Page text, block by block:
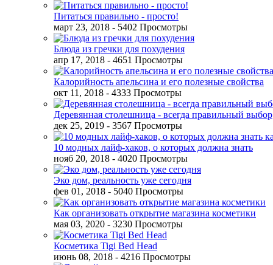
Питаться правильно - просто!
март 23, 2018 - 5402 Просмотры
Блюда из гречки для похудения
апр 17, 2018 - 4651 Просмотры
Калорийность апельсина и его полезные свойства
окт 11, 2018 - 4333 Просмотры
Деревянная столешница - всегда правильный выбор
дек 25, 2019 - 3567 Просмотры
10 модных лайф-хаков, о которых должна знать
нояб 20, 2018 - 4020 Просмотры
Эко дом, реальность уже сегодня
фев 01, 2018 - 5040 Просмотры
Как организовать открытие магазина косметики
мая 03, 2020 - 3230 Просмотры
Косметика Tigi Bed Head
июнь 08, 2018 - 4216 Просмотры